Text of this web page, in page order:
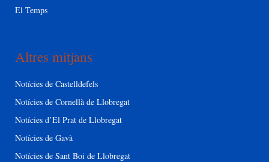
El Temps
Altres mitjans
Notícies de Castelldefels
Notícies de Cornellà de Llobregat
Notícies d’El Prat de Llobregat
Notícies de Gavà
Notícies de Sant Boi de Llobregat